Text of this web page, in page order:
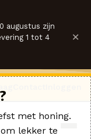
augustus zijn
1 tot 4
×
met honing.
lekker te